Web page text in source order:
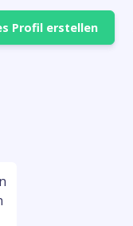
Profil erstellen